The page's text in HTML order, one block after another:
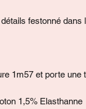
festonné dans
1m57 et porte une
1,5% Elasthanne